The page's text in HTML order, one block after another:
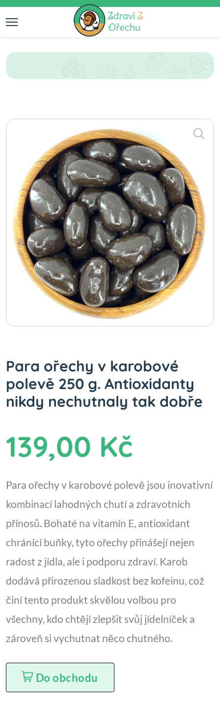
Para ořechy v karobové
polevě 250 g. Antioxidanty
nikdy nechutnaly tak dobře
139,00 Kč
Para ořechy v karobové polevě jsou inovativní
kombinací lahodných chutí a zdravotních
přínosů. Bohaté na vitamín E, antioxidant
chránící buňky, tyto ořechy přinášejí nejen
radost z jídla, ale i podporu zdraví. Karob
dodává přirozenou sladkost bez kofeinu, což
činí tento produkt skvělou volbou pro
všechny, kdo chtějí zlepšit svůj jídelníček a
zároveň si vychutnat něco chutného.
Do obchodu